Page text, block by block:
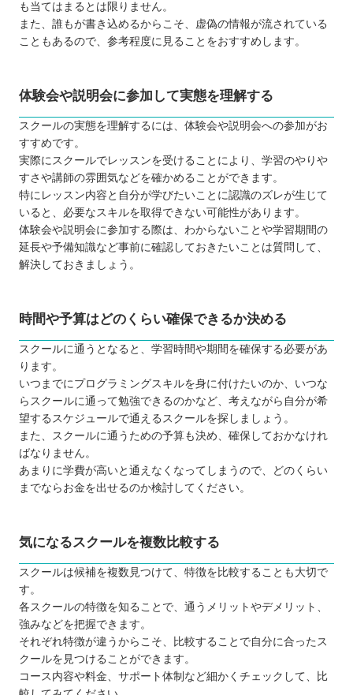
パソコン教室アビバ
DMMWEBCAMP
【岩手】子ども向けのおすすめプログラミングス
クール3選
グ教室
市民パソコン塾
QUREOプログラミング教室
自分にあったスクールを選ぼう
も当てはまるとは限りません。
また、誰もが書き込めるからこそ、虚偽の情報が流されている
こともあるので、参考程度に見ることをおすすめします。
体験会や説明会に参加して実態を理解する
スクールの実態を理解するには、体験会や説明会への参加がお
すすめです。
実際にスクールでレッスンを受けることにより、学習のやりや
すさや講師の雰囲気などを確かめることができます。
特にレッスン内容と自分が学びたいことに認識のズレが生じて
いると、必要なスキルを取得できない可能性があります。
体験会や説明会に参加する際は、わからないことや学習期間の
延長や予備知識など事前に確認しておきたいことは質問して、
解決しておきましょう。
時間や予算はどのくらい確保できるか決める
スクールに通うとなると、学習時間や期間を確保する必要があ
ります。
いつまでにプログラミングスキルを身に付けたいのか、いつな
らスクールに通って勉強できるのかなど、考えながら自分が希
望するスケジュールで通えるスクールを探しましょう。
また、スクールに通うための予算も決め、確保しておかなけれ
ばなりません。
あまりに学費が高いと通えなくなってしまうので、どのくらい
までならお金を出せるのか検討してください。
気になるスクールを複数比較する
スクールは候補を複数見つけて、特徴を比較することも大切で
す。
各スクールの特徴を知ることで、通うメリットやデメリット、
強みなどを把握できます。
それぞれ特徴が違うからこそ、比較することで自分に合ったス
クールを見つけることができます。
コース内容や料金、サポート体制など細かくチェックして、比